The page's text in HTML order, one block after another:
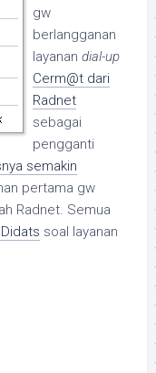
gw
berlangganan
layanan dial-up
Cerm@t dari
Radnet
sebagai
pengganti
semakin
pertama gw
Radnet. Semua
soal layanan